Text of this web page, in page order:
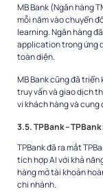
MB Bank (Ngân hàng
mỗi năm vào chuyển
learning. Ngân hàng
application trong ứng
toàn diện.
MB Bank cũng đã
truy vấn và giao dịch
vi khách hàng và cung
3.5. TPBank –
TPBank đã ra mắt
tích hợp AI với khả
hàng mở tài khoản
chi nhánh.